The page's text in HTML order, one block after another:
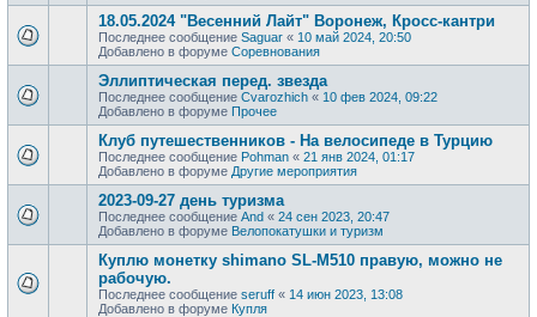
18.05.2024 "Весенний Лайт" Воронеж, Кросс-кантри
Последнее сообщение Saguar « 10 май 2024, 20:50
Добавлено в форуме Соревнования
Эллиптическая перед. звезда
Последнее сообщение Сvarozhich « 10 фев 2024, 09:22
Добавлено в форуме Прочее
Клуб путешественников - На велосипеде в Турцию
Последнее сообщение Pohman « 21 янв 2024, 01:17
Добавлено в форуме Другие мероприятия
2023-09-27 день туризма
Последнее сообщение And « 24 сен 2023, 20:47
Добавлено в форуме Велопокатушки и туризм
Куплю монетку shimano SL-M510 правую, можно не
рабочую.
Последнее сообщение seruff « 14 июн 2023, 13:08
Добавлено в форуме Купля